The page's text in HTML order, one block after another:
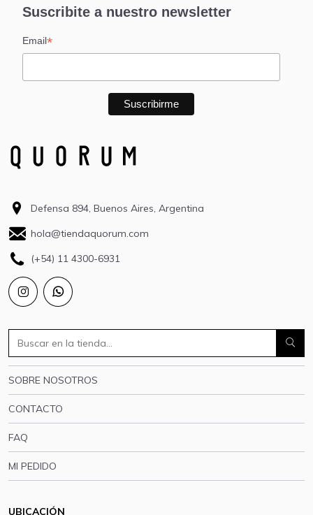
Suscribite a nuestro newsletter
Email*
Defensa 894, Buenos Aires, Argentina
hola@tiendaquorum.com
(+54) 11 4300-6931
SOBRE NOSOTROS
CONTACTO
FAQ
MI PEDIDO
UBICACIÓN